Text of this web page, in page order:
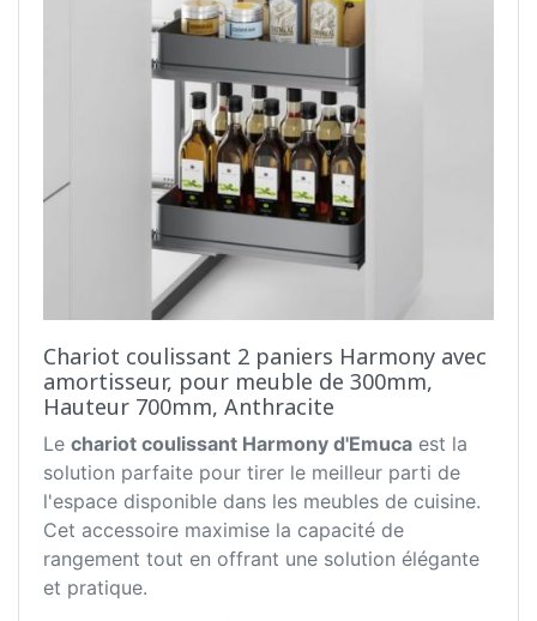
Chariot coulissant 2 paniers Harmony avec
amortisseur, pour meuble de 300mm,
Hauteur 700mm, Anthracite
Le chariot coulissant Harmony d'Emuca est la
solution parfaite pour tirer le meilleur parti de
l'espace disponible dans les meubles de cuisine.
Cet accessoire maximise la capacité de
rangement tout en offrant une solution élégante
et pratique.